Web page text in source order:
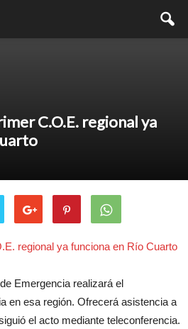
C.O.E. regional ya
regional ya funciona en Río Cuarto
Emergencia realizará el
en esa región. Ofrecerá asistencia a
el acto mediante teleconferencia.